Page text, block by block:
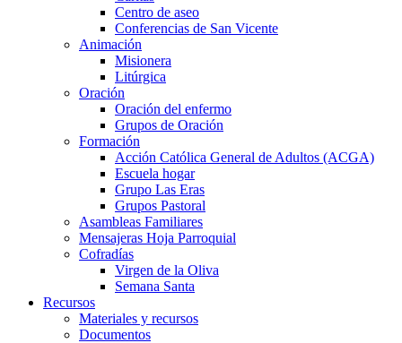
Centro de aseo
Conferencias de San Vicente
Animación
Misionera
Litúrgica
Oración
Oración del enfermo
Grupos de Oración
Formación
Acción Católica General de Adultos (ACGA)
Escuela hogar
Grupo Las Eras
Grupos Pastoral
Asambleas Familiares
Mensajeras Hoja Parroquial
Cofradías
Virgen de la Oliva
Semana Santa
Recursos
Materiales y recursos
Documentos